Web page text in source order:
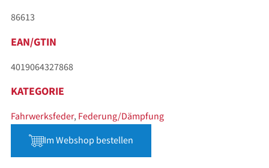
86613
EAN/GTIN
4019064327868
KATEGORIE
Fahrwerksfeder, Federung/Dämpfung
Im Webshop bestellen